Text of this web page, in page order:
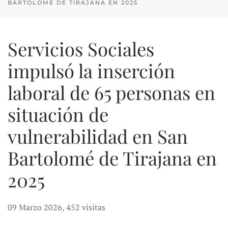
BARTOLOMÉ DE TIRAJANA EN 2025
Servicios Sociales
impulsó la inserción
laboral de 65 personas en
situación de
vulnerabilidad en San
Bartolomé de Tirajana en
2025
09 Marzo 2026,452 visitas